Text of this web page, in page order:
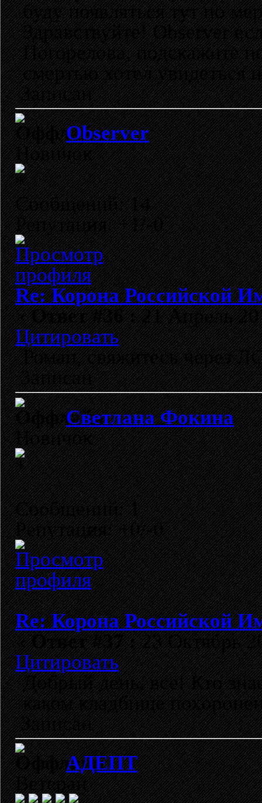
буду появляться тут по
Здравствуйте! Observer
Погорелова, подскажите
смертью хотел увидеться
Записан
Observer
Новичок
Сообщений: 14
Репутация: +1/-0
Re: Корона Российской
«Ответ #36 :21 Апрель
Цитировать
Роман, свяжитесь через
Записан
Светлана Фокина
Новичок
Сообщений: 1
Репутация: +0/-0
Re: Корона Российской
«Ответ #37 :23 Октябрь
Цитировать
Добрый день, все! Кто
каком кладбище
Записан
АДЕПТ
Ветеран